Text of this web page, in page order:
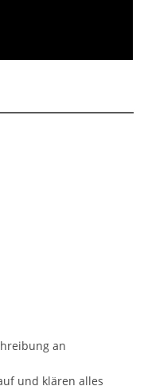
an
und klären alles